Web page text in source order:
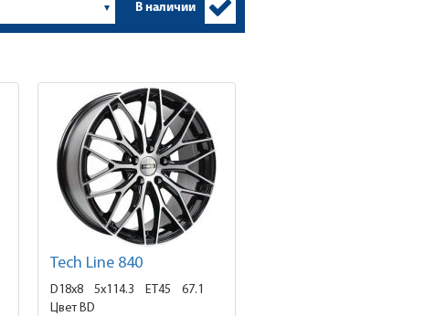
В наличии
Tech Line 840
D18x8 5x114.3 ET45
67.1
Цвет BD